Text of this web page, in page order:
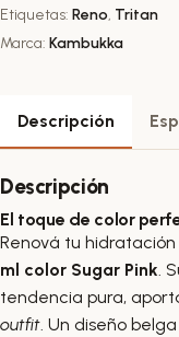
Etiquetas: Reno, Tritan
Marca: Kambukka
Descripción
Descripción
El toque de color
Renová tu
ml color Sugar Pink.
tendencia pura,
outfit. Un diseño